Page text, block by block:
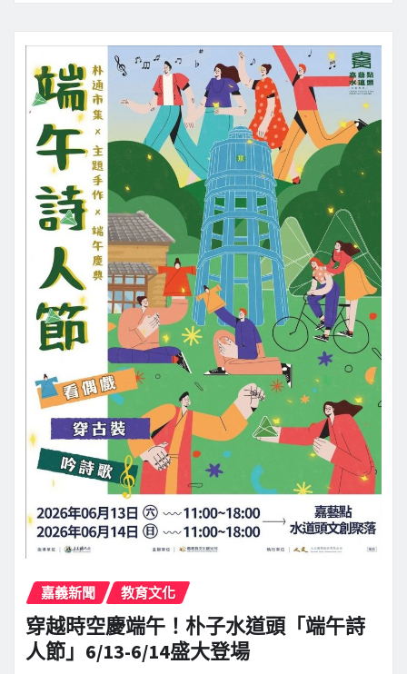
嘉義新聞 教育文化
穿越時空慶端午！朴子水道頭「端午詩
人節」6/13-6/14盛大登場